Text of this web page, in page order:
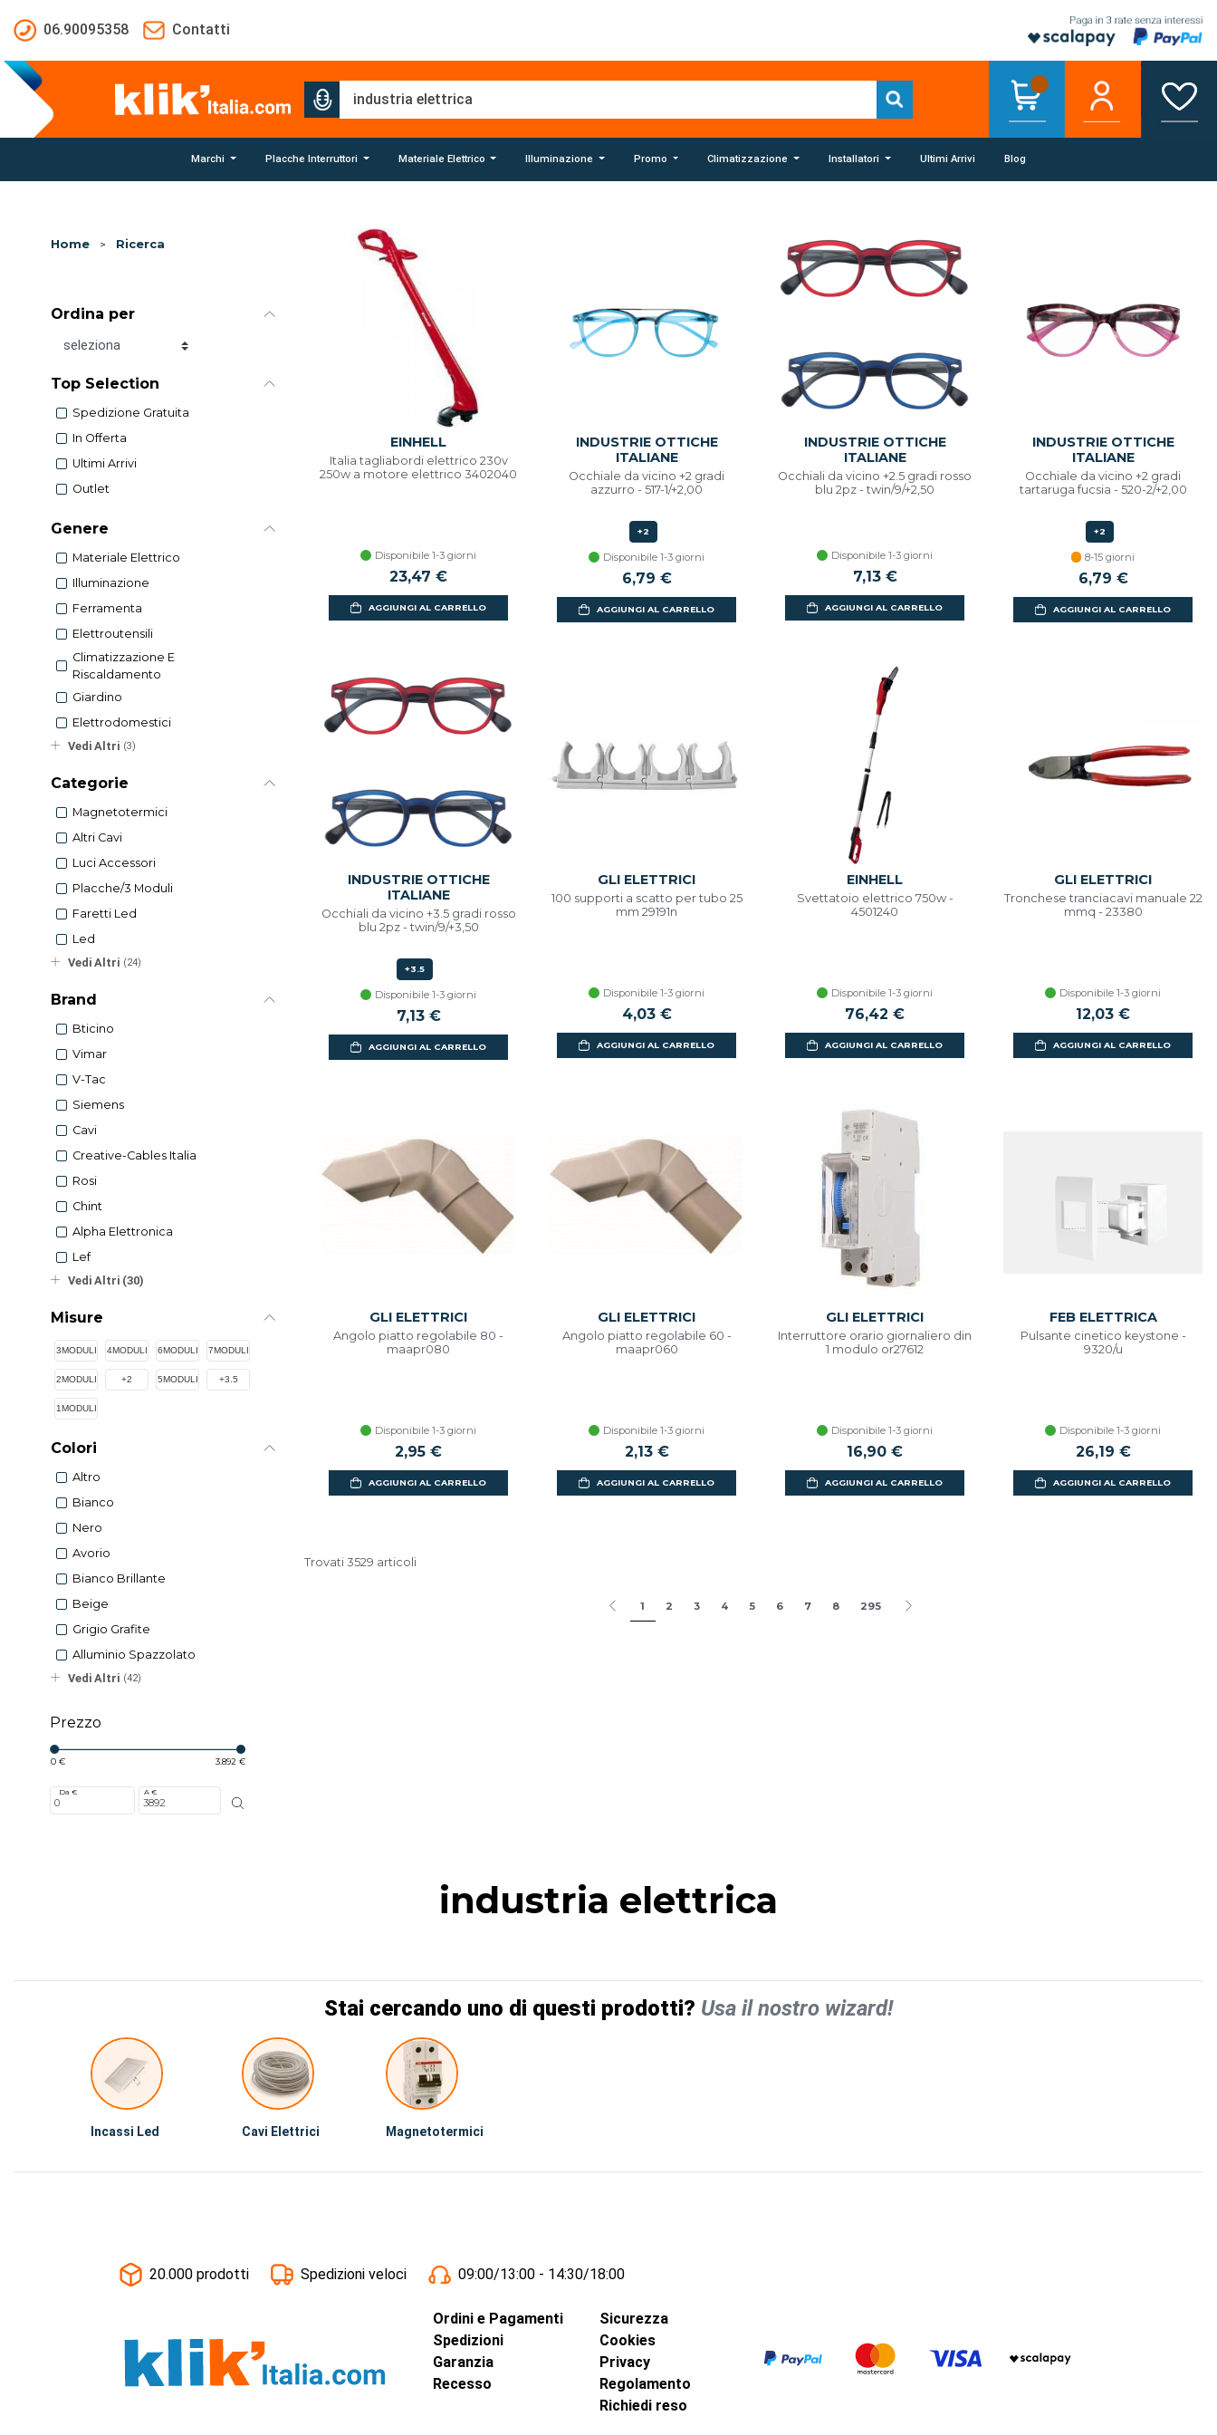
06.90095358
Contatti
Marchi Placche Interruttori Materiale Elettrico Illuminazione Promo Climatizzazione Installatori Ultimi Arrivi Blog
Home > Ricerca
Ordina per
Ordina per
Top Selection
Spedizione Gratuita
In Offerta
Ultimi Arrivi
Outlet
Genere
Materiale Elettrico
Illuminazione
Ferramenta
Elettroutensili
Climatizzazione E
Riscaldamento
Giardino
Elettrodomestici
Vedi Altri (3)
Categorie
Magnetotermici
Altri Cavi
Luci Accessori
Placche/3 Moduli
Faretti Led
Led
Vedi Altri (24)
Brand
Bticino
Vimar
V-Tac
Siemens
Cavi
Creative-Cables Italia
Rosi
Chint
Alpha Elettronica
Lef
Vedi Altri (30)
Misure
3MODULI 4MODULI 6MODULI 7MODULI
2MODULI +2 5MODULI +3.5
1MODULI
Colori
Altro
Bianco
Nero
Avorio
Bianco Brillante
Beige
Grigio Grafite
Alluminio Spazzolato
Vedi Altri (42)
Prezzo
0 € 3.892 €
Da € A €
EINHELL
Italia tagliabordi elettrico 230v
250w a motore elettrico 3402040
Disponibile 1-3 giorni
23,47 €
AGGIUNGI AL CARRELLO
INDUSTRIE OTTICHE
ITALIANE
Occhiale da vicino +2 gradi
azzurro - 517-1/+2,00
+2
Disponibile 1-3 giorni
6,79 €
AGGIUNGI AL CARRELLO
INDUSTRIE OTTICHE
ITALIANE
Occhiali da vicino +2.5 gradi rosso
blu 2pz - twin/9/+2,50
Disponibile 1-3 giorni
7,13 €
AGGIUNGI AL CARRELLO
INDUSTRIE OTTICHE
ITALIANE
Occhiale da vicino +2 gradi
tartaruga fucsia - 520-2/+2,00
+2
8-15 giorni
6,79 €
AGGIUNGI AL CARRELLO
INDUSTRIE OTTICHE
ITALIANE
Occhiali da vicino +3.5 gradi rosso
blu 2pz - twin/9/+3,50
+3.5
Disponibile 1-3 giorni
7,13 €
AGGIUNGI AL CARRELLO
GLI ELETTRICI
100 supporti a scatto per tubo 25
mm 29191n
Disponibile 1-3 giorni
4,03 €
AGGIUNGI AL CARRELLO
EINHELL
Svettatoio elettrico 750w -
4501240
Disponibile 1-3 giorni
76,42 €
AGGIUNGI AL CARRELLO
GLI ELETTRICI
Tronchese tranciacavi manuale 22
mmq - 23380
Disponibile 1-3 giorni
12,03 €
AGGIUNGI AL CARRELLO
GLI ELETTRICI
Angolo piatto regolabile 80 -
maapr080
Disponibile 1-3 giorni
2,95 €
AGGIUNGI AL CARRELLO
GLI ELETTRICI
Angolo piatto regolabile 60 -
maapr060
Disponibile 1-3 giorni
2,13 €
AGGIUNGI AL CARRELLO
GLI ELETTRICI
Interruttore orario giornaliero din
1 modulo or27612
Disponibile 1-3 giorni
16,90 €
AGGIUNGI AL CARRELLO
FEB ELETTRICA
Pulsante cinetico keystone -
9320/u
Disponibile 1-3 giorni
26,19 €
AGGIUNGI AL CARRELLO
Trovati 3529 articoli
1 2 3 4 5 6 7 8 295
industria elettrica
Stai cercando uno di questi prodotti? Usa il nostro wizard!
Incassi Led Cavi Elettrici Magnetotermici
20.000 prodotti Spedizioni veloci 09:00/13:00 - 14:30/18:00
Ordini e Pagamenti
Spedizioni
Garanzia
Recesso
Sicurezza
Cookies
Privacy
Regolamento
Richiedi reso